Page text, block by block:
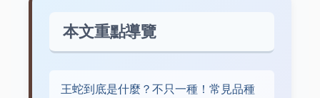
本文重點導覽
王蛇到底是什麼？不只一種！常見品種